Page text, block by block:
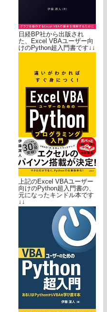
日経BP社から出版され
た、Excel VBAユーザー向
けのPython超入門書です↓↓
上記のExcel VBAユーザー
向けのPython超入門書の、
元になったキンドル本です
↓↓